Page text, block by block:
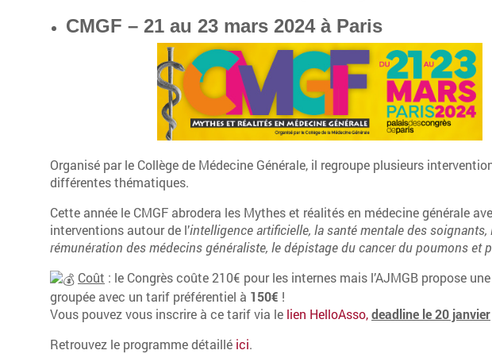
CMGF – 21 au 23 mars 2024 à Paris
Organisé par le Collège de Médecine Générale, il regroupe plusieurs
différentes thématiques.
Cette année le CMGF abrodera les Mythes et réalités en médecine générale
interventions autour de l’intelligence artificielle, la santé mentale des soignants,
rémunération des médecins généraliste, le dépistage du cancer du poumons et
Coût : le Congrès coûte 210€ pour les internes mais l’AJMGB propose
groupée avec un tarif préférentiel à 150€ !
Vous pouvez vous inscrire à ce tarif via le lien HelloAsso,deadline le 20 janvier
Retrouvez le programme détaillé ici.